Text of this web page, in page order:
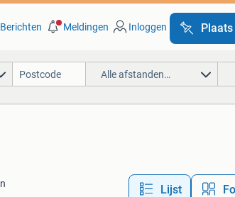
Berichten Meldingen Inloggen
Alle afstanden…
Lijst